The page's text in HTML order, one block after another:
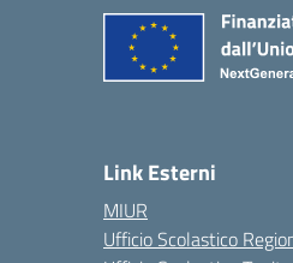
Link Esterni
MIUR
Ufficio Scolastico